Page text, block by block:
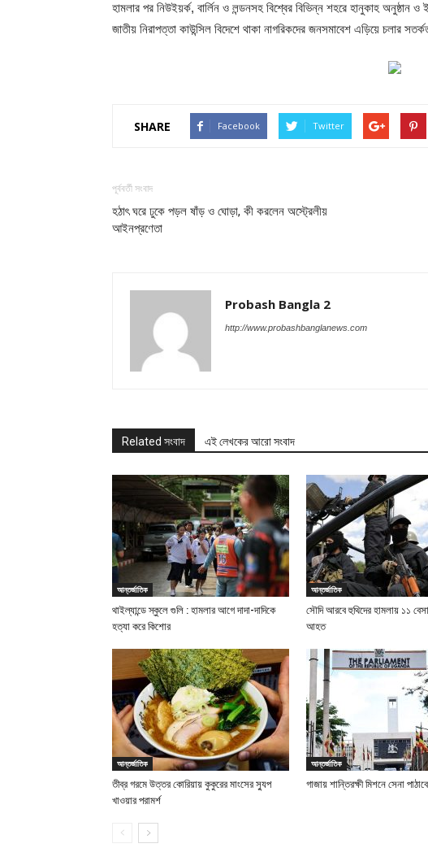
হামলার পর নিউইয়র্ক, বার্লিন ও লন্ডনসহ বিশ্বের বিভিন্ন শহরে হানুকাহ অনুষ্ঠান
জাতীয় নিরাপত্তা কাউন্সিল বিদেশে থাকা নাগরিকদের জনসমাবেশ এড়িয়ে চলার
SHARE Facebook Twitter
পূর্ববর্তী সংবাদ
হঠাৎ ঘরে ঢুকে পড়ল ষাঁড় ও ঘোড়া, কী করলেন অস্ট্রেলীয়
আইনপ্রণেতা
Probash Bangla 2
http://www.probashbanglanews.com
Related সংবাদ এই লেখকের আরো সংবাদ
আন্তর্জাতিক
থাইল্যান্ডে স্কুলে গুলি : হামলার আগে দাদা-দাদিকে
হত্যা করে কিশোর
আন্তর্জাতিক
সৌদি আরবে হুথিদের হামলায় ১১
আহত
আন্তর্জাতিক
তীব্র গরমে উত্তর কোরিয়ায় কুকুরের মাংসের স্যুপ
খাওয়ার পরামর্শ
আন্তর্জাতিক
গাজায় শান্তিরক্ষী মিশনে সেনা